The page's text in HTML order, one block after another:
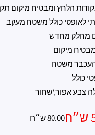
הלחץ ומבטיח מיקום תק
לאופטי כולל משטח מעקב
מחלק מחדש
מיקום
העכבר משטח
כולל
צבע אפור\שחור
מחיר
80.00 ש״ח